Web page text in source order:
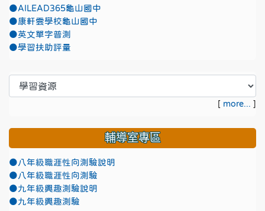
●AILEAD365龜山國中
●康軒雲學校龜山國中
●英文單字普測
●學習扶助評量
[ more... ]
輔導室專區
●八年級職涯性向測驗說明
●八年級職涯性向測驗
●九年級興趣測驗說明
●九年級興趣測驗